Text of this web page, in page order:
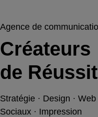
Agence de
Créateurs
de
Stratégie · Design ·
Sociaux · Impression